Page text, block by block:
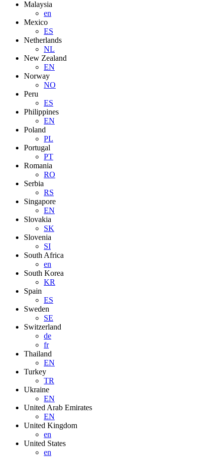
Malaysia
en
Mexico
ES
Netherlands
NL
New Zealand
EN
Norway
NO
Peru
ES
Philippines
EN
Poland
PL
Portugal
PT
Romania
RO
Serbia
RS
Singapore
EN
Slovakia
SK
Slovenia
SI
South Africa
en
South Korea
KR
Spain
ES
Sweden
SE
Switzerland
de
fr
Thailand
EN
Turkey
TR
Ukraine
EN
United Arab Emirates
EN
United Kingdom
en
United States
en